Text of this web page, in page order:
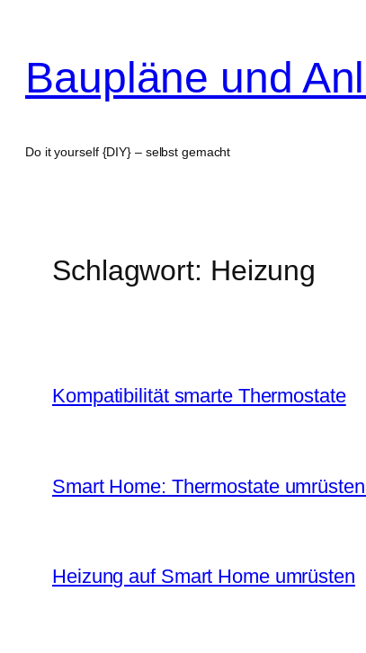
springen
Baupläne und
Do it yourself {DIY} – selbst gemacht
Schlagwort: Heizung
Kompatibilität smarte Thermostate
Smart Home: Thermostate
Heizung auf Smart Home umrüsten